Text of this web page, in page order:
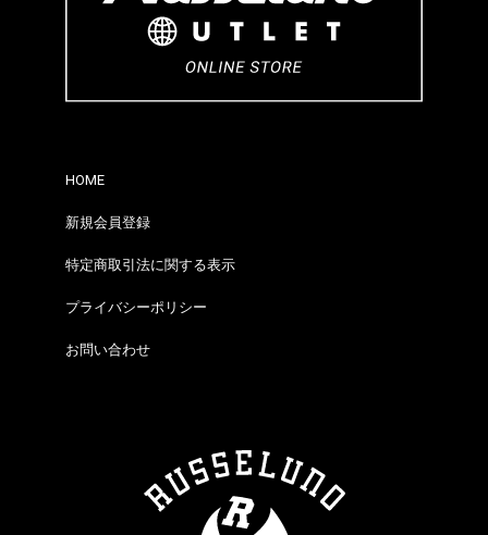
HOME
新規会員登録
特定商取引法に関する表示
プライバシーポリシー
お問い合わせ